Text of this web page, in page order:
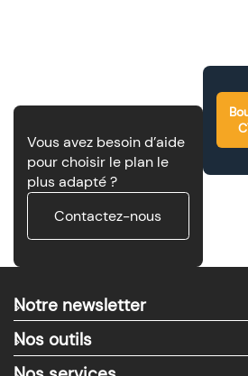
Vous avez besoin d’aide
pour choisir le plan le
plus adapté ?
Contactez-nous
>
Notre newsletter
>
Nos outils